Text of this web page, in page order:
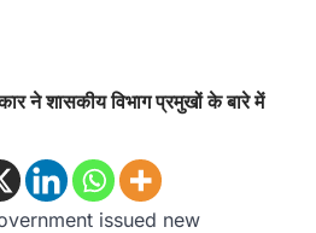
ने शासकीय विभाग प्रमुखों के बारे में
issued new